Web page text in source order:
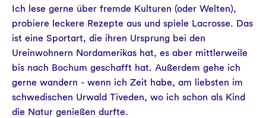
Ich lese gerne über fremde Kulturen (oder Welten),
probiere leckere Rezepte aus und spiele Lacrosse. Das
ist eine Sportart, die ihren Ursprung bei den
Ureinwohnern Nordamerikas hat, es aber mittlerweile
bis nach Bochum geschafft hat. Außerdem gehe ich
gerne wandern - wenn ich Zeit habe, am liebsten im
schwedischen Urwald Tiveden, wo ich schon als Kind
die Natur genießen durfte.